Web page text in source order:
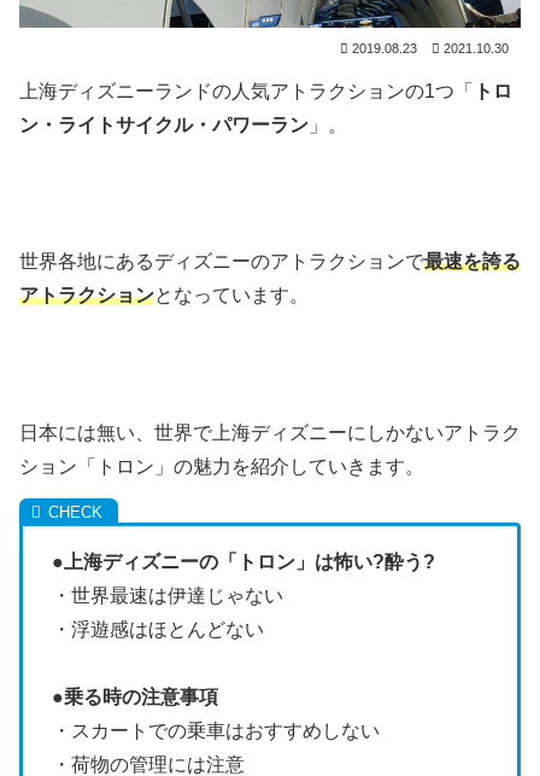
2019.08.23 2021.10.30
上海ディズニーランドの人気アトラクションの1つ「
トロ
ン・ライトサイクル・パワーラン 」。
世界各地にあるディズニーのアトラクションで最速を誇る
アトラクションとなっています。
日本には無い、世界で上海ディズニーにしかないアトラク
ション「トロン」の魅力を紹介していきます。
● 上海ディズニーの「トロン」は怖い?酔う?
・世界最速は伊達じゃない
・浮遊感はほとんどない
●乗る時の注意事項
・スカートでの乗車はおすすめしない
・荷物の管理には注意